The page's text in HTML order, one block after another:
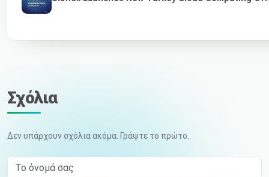
Σχόλια
Δεν υπάρχουν σχόλια ακόμα. Γράψτε το πρώτο.
Το όνομά σας